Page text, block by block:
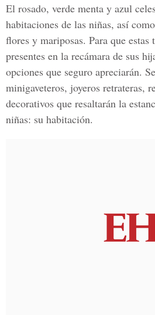
El rosado, verde menta y azul
habitaciones de las niñas, así
flores y mariposas. Para que estas
presentes en la recámara de sus
opciones que seguro apreciarán.
minigaveteros, joyeros retrateras,
decorativos que resaltarán la
niñas: su habitación.